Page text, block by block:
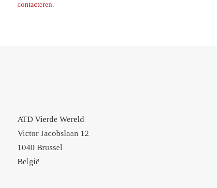
contacteren.
ATD Vierde Wereld
Victor Jacobslaan 12
1040 Brussel
België